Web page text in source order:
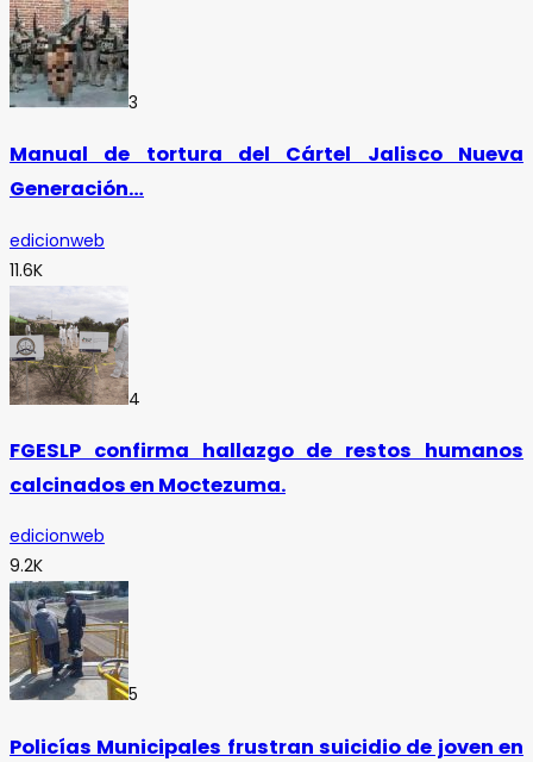
3
Manual de tortura del Cártel Jalisco Nueva
Generación…
edicionweb
11.6K
4
FGESLP confirma hallazgo de restos humanos
calcinados en Moctezuma.
edicionweb
9.2K
5
Policías Municipales frustran suicidio de joven en